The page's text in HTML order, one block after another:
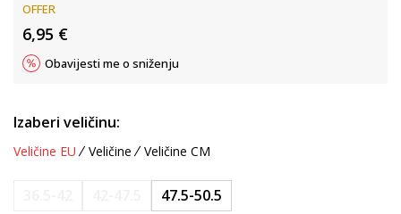
OFFER
6,95 €
Obavijesti me o sniženju
Izaberi veličinu:
Veličine EU Veličine Veličine CM
47.5-50.5